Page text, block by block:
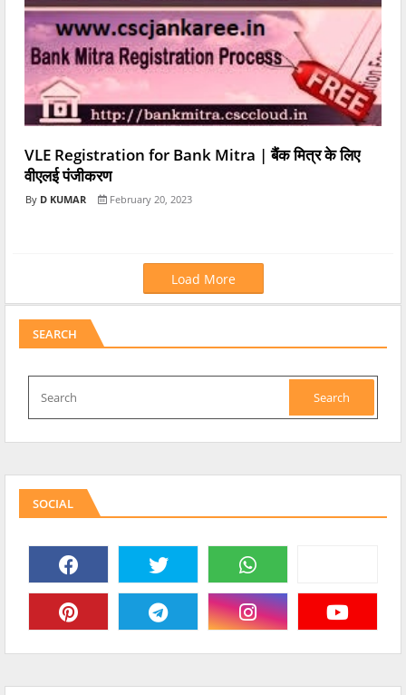
VLE Registration for Bank Mitra | बैंक मित्र के लिए
वीएलई पंजीकरण
D KUMAR February 20, 2023
Load More
SEARCH
SOCIAL